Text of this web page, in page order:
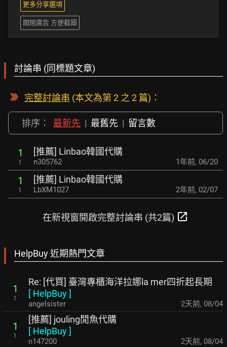
更多分享選項
關閉廣告 方便截圖
討論串 (同標題文章)
完整討論串 (本文為第 2 之 2 篇)：
排序： 最新先 | 最舊先 | 留言數
1
1
[推薦] Linbao韓國代購
n305762 1年前, 06/20
1
1
[推薦] Linbao韓國代購
LbXM1027 2年前, 02/07
在新視窗開啟完整討論串 (共2篇) open_in_new
HelpBuy 近期熱門文章
1
1
Re: [代買] 臺灣專櫃海洋拉娜la mer四折起長期
[ HelpBuy]
angelsister 2天前, 08/04
1
1
[推薦] jouling閒魚代購
[ HelpBuy]
n147200 2天前, 08/04